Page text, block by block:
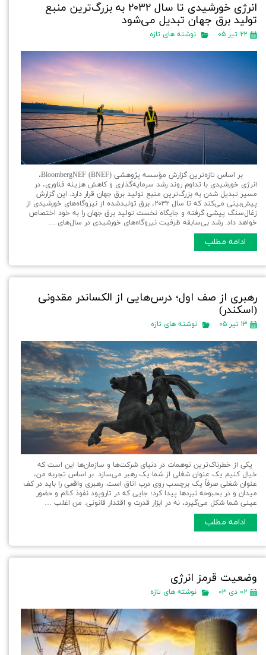
انرژی خورشیدی تا سال ۲۰۳۲ به بزرگ‌ترین منبع
تولید برق جهان تبدیل می‌شود
۲۲ تیر ۰۵ نوشته های تازه
بر اساس تازه‌ترین گزارش مؤسسه پژوهشی BloombergNEF (BNEF)،
انرژی خورشیدی با تداوم روند رشد سرمایه‌گذاری و کاهش هزینه فناوری، در
مسیر تبدیل شدن به بزرگ‌ترین منبع تولید برق جهان قرار دارد. این گزارش
پیش‌بینی می‌کند که تا سال ۲۰۳۲، برق تولیدشده از نیروگاه‌های خورشیدی از
زغال‌سنگ پیشی گرفته و جایگاه نخست تولید برق جهان را به خود اختصاص
خواهد داد. رشد بی‌سابقه ظرفیت نیروگاه‌های خورشیدی در سال‌های …
ادامه مطلب
رهبری از صف اول؛ درس‌هایی از الکساندر مقدونی
(اسکندر)
۱۳ تیر ۰۵ نوشته های تازه
یکی از خطرناک‌ترین توهمات در دنیای شرکت‌ها و سازمان‌ها این است که
خیال کنیم یک عنوان شغلی از شما یک رهبر می‌سازد. بر اساس تجربه من،
عنوان شغلی صرفاً یک برچسب روی درب اتاق است. رهبری واقعی را باید در کف
میدان و در بحبوحه نبردها پیدا کرد؛ جایی که در تاروپود نفوذ کلام و حضور
عینی شما شکل می‌گیرد، نه در ابزار قدرت و اقتدار قانونی. من اغلب …
ادامه مطلب
وضعیت قرمز انرژی
۰۲ دی ۰۳ نوشته های تازه